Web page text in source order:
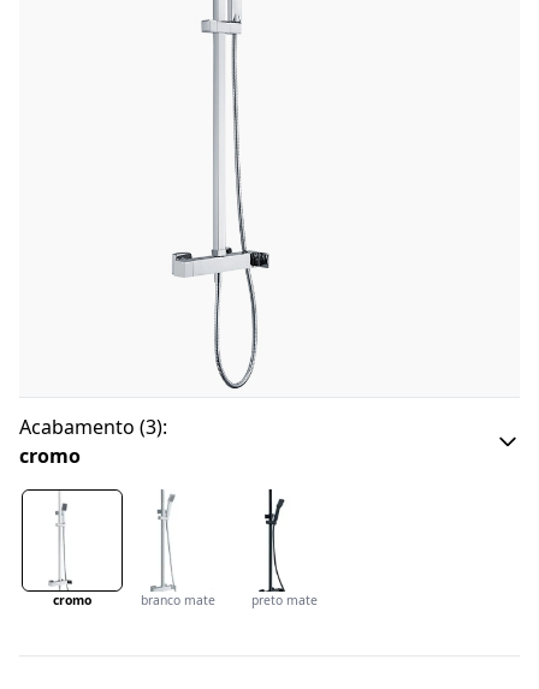
Acabamento (3):
cromo
cromo branco mate preto mate